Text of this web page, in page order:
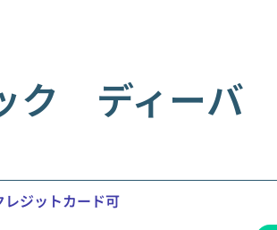
ク ディーバ
レジットカード可